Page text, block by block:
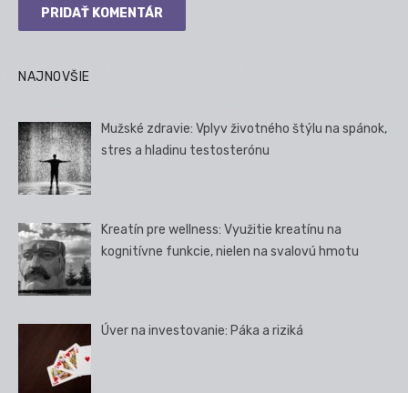
NAJNOVŠIE
Mužské zdravie: Vplyv životného štýlu na spánok,
stres a hladinu testosterónu
Kreatín pre wellness: Využitie kreatínu na
kognitívne funkcie, nielen na svalovú hmotu
Úver na investovanie: Páka a riziká